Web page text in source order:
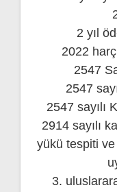
2 yıl
2022
2547
2547
2547 sayılı
2914 sayılı
yükü tespiti
3.